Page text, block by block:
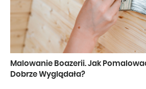
Malowanie Boazerii. Jak
Dobrze Wyglądała?